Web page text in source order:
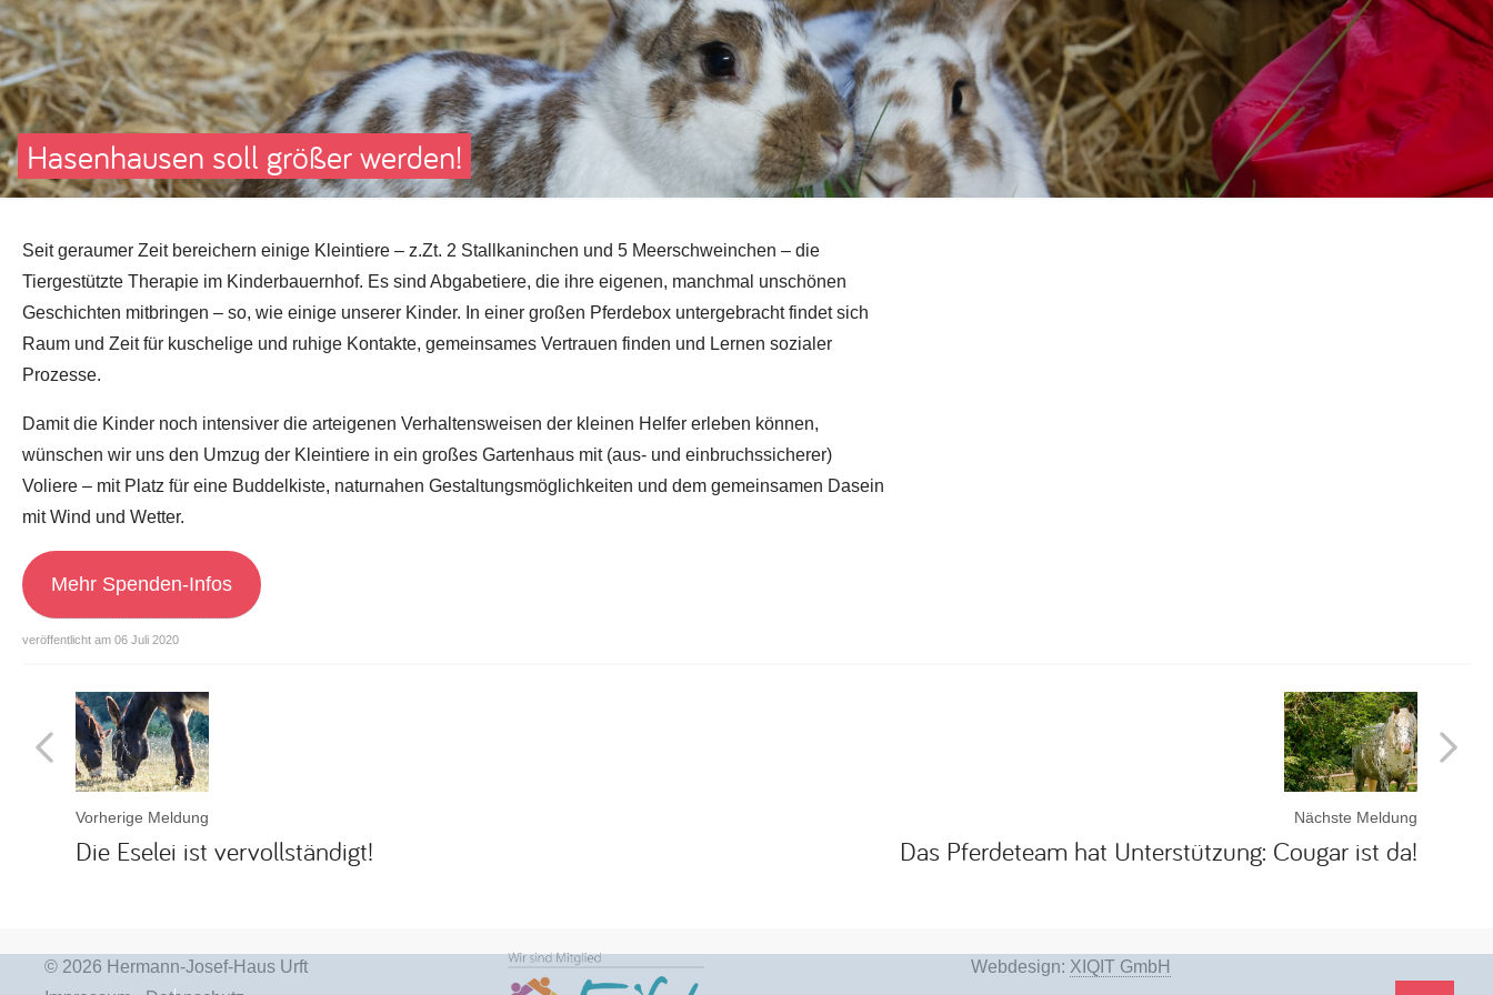
Inobhutnahme
Hasenhausen soll größer werden!
Seit geraumer Zeit bereichern einige Kleintiere – z.Zt. 2 Stallkaninchen und 5 Meerschweinchen – die
Tiergestützte Therapie im Kinderbauernhof. Es sind Abgabetiere, die ihre eigenen, manchmal unschönen
Geschichten mitbringen – so, wie einige unserer Kinder. In einer großen Pferdebox untergebracht findet sich
Raum und Zeit für kuschelige und ruhige Kontakte, gemeinsames Vertrauen finden und Lernen sozialer
Prozesse.
Damit die Kinder noch intensiver die arteigenen Verhaltensweisen der kleinen Helfer erleben können,
wünschen wir uns den Umzug der Kleintiere in ein großes Gartenhaus mit (aus- und einbruchssicherer)
Voliere – mit Platz für eine Buddelkiste, naturnahen Gestaltungsmöglichkeiten und dem gemeinsamen Dasein
mit Wind und Wetter.
Mehr Spenden-Infos
veröffentlicht am 06 Juli 2020
Vorherige Meldung
Die Eselei ist vervollständigt!
Nächste Meldung
Das Pferdeteam hat Unterstützung: Cougar ist da!
© 2026 Hermann-Josef-Haus Urft
Webdesign: XIQIT GmbH